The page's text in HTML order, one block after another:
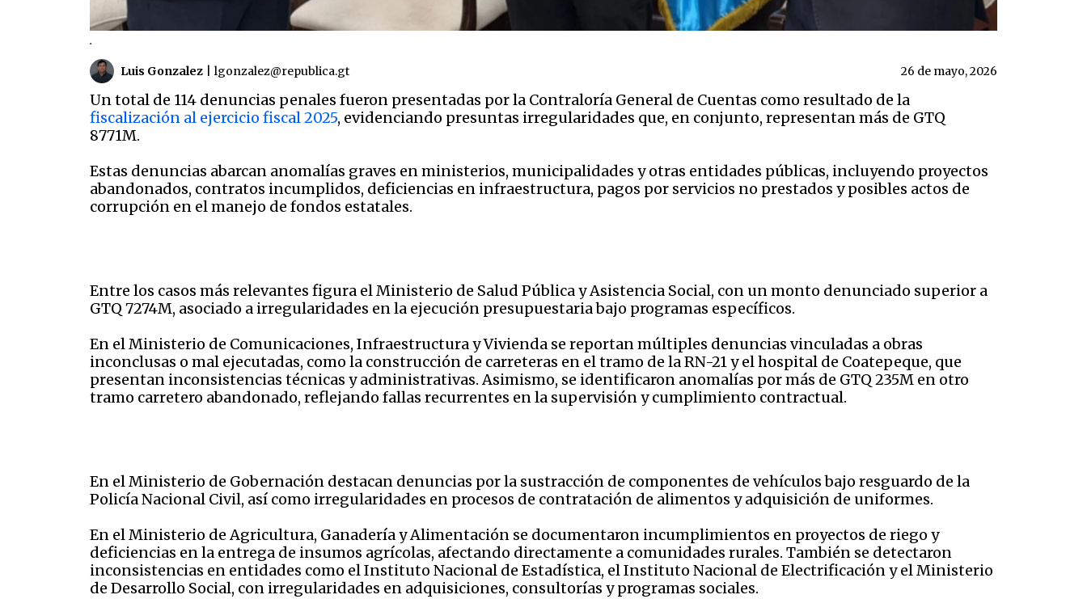
.
Luis Gonzalez lgonzalez@republica.gt 26 de mayo, 2026
Un total de 114 denuncias penales fueron presentadas por la Contraloría General de Cuentas como resultado de la
fiscalización al ejercicio fiscal 2025, evidenciando presuntas irregularidades que, en conjunto, representan más de GTQ
8771M.
Estas denuncias abarcan anomalías graves en ministerios, municipalidades y otras entidades públicas, incluyendo proyectos
abandonados, contratos incumplidos, deficiencias en infraestructura, pagos por servicios no prestados y posibles actos de
corrupción en el manejo de fondos estatales.
Entre los casos más relevantes figura el Ministerio de Salud Pública y Asistencia Social, con un monto denunciado superior a
GTQ 7274M, asociado a irregularidades en la ejecución presupuestaria bajo programas específicos.
En el Ministerio de Comunicaciones, Infraestructura y Vivienda se reportan múltiples denuncias vinculadas a obras
inconclusas o mal ejecutadas, como la construcción de carreteras en el tramo de la RN-21 y el hospital de Coatepeque, que
presentan inconsistencias técnicas y administrativas. Asimismo, se identificaron anomalías por más de GTQ 235M en otro
tramo carretero abandonado, reflejando fallas recurrentes en la supervisión y cumplimiento contractual.
En el Ministerio de Gobernación destacan denuncias por la sustracción de componentes de vehículos bajo resguardo de la
Policía Nacional Civil, así como irregularidades en procesos de contratación de alimentos y adquisición de uniformes.
En el Ministerio de Agricultura, Ganadería y Alimentación se documentaron incumplimientos en proyectos de riego y
deficiencias en la entrega de insumos agrícolas, afectando directamente a comunidades rurales. También se detectaron
inconsistencias en entidades como el Instituto Nacional de Estadística, el Instituto Nacional de Electrificación y el Ministerio
de Desarrollo Social, con irregularidades en adquisiciones, consultorías y programas sociales.